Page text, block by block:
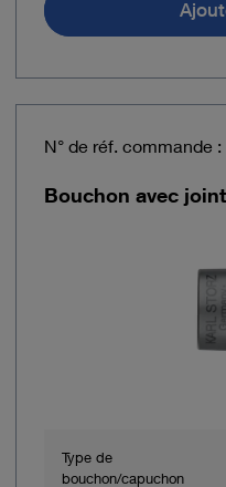
N° de réf. commande
Bouchon avec
Type de
bouchon/capuchon